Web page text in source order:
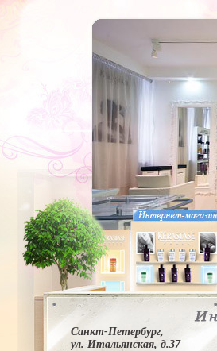
Санкт-Петербург,
ул. Итальянская, д.37